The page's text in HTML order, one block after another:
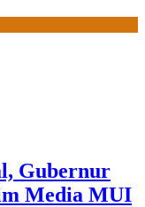
Gubernur
Media MUI